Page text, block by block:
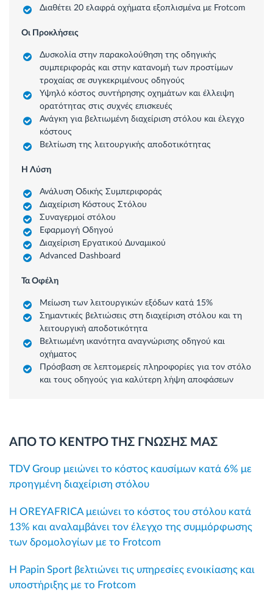
Διαθέτει 20 ελαφρά οχήματα εξοπλισμένα με Frotcom
Οι Προκλήσεις
Δυσκολία στην παρακολούθηση της οδηγικής
συμπεριφοράς και στην κατανομή των προστίμων
τροχαίας σε συγκεκριμένους οδηγούς
Υψηλό κόστος συντήρησης οχημάτων και έλλειψη
ορατότητας στις συχνές επισκευές
Ανάγκη για βελτιωμένη διαχείριση στόλου και έλεγχο
κόστους
Βελτίωση της λειτουργικής αποδοτικότητας
Η Λύση
Ανάλυση Οδικής Συμπεριφοράς
Διαχείριση Κόστους Στόλου
Συναγερμοί στόλου
Εφαρμογή Οδηγού
Διαχείριση Εργατικού Δυναμικού
Advanced Dashboard
Τα Οφέλη
Μείωση των λειτουργικών εξόδων κατά 15%
Σημαντικές βελτιώσεις στη διαχείριση στόλου και τη
λειτουργική αποδοτικότητα
Βελτιωμένη ικανότητα αναγνώρισης οδηγού και
οχήματος
Πρόσβαση σε λεπτομερείς πληροφορίες για τον στόλο
και τους οδηγούς για καλύτερη λήψη αποφάσεων
ΑΠΟ ΤΟ ΚΕΝΤΡΟ ΤΗΣ ΓΝΩΣΗΣ ΜΑΣ
TDV Group μειώνει το κόστος καυσίμων κατά 6% με
προηγμένη διαχείριση στόλου
Η OREYAFRICA μειώνει το κόστος του στόλου κατά
13% και αναλαμβάνει τον έλεγχο της συμμόρφωσης
των δρομολογίων με το Frotcom
Η Papin Sport βελτιώνει τις υπηρεσίες ενοικίασης και
υποστήριξης με το Frotcom